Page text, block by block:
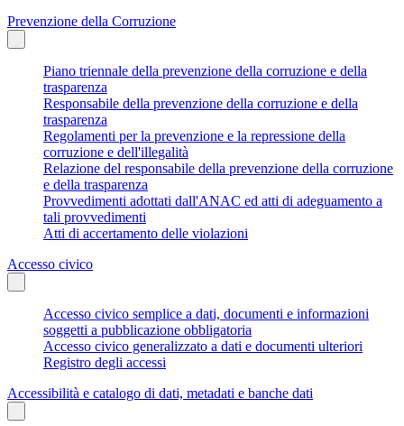
Prevenzione della Corruzione
Piano triennale della prevenzione della corruzione e della
trasparenza
Responsabile della prevenzione della corruzione e della
trasparenza
Regolamenti per la prevenzione e la repressione della
corruzione e dell'illegalità
Relazione del responsabile della prevenzione della corruzione
e della trasparenza
Provvedimenti adottati dall'ANAC ed atti di adeguamento a
tali provvedimenti
Atti di accertamento delle violazioni
Accesso civico
Accesso civico semplice a dati, documenti e informazioni
soggetti a pubblicazione obbligatoria
Accesso civico generalizzato a dati e documenti ulteriori
Registro degli accessi
Accessibilità e catalogo di dati, metadati e banche dati